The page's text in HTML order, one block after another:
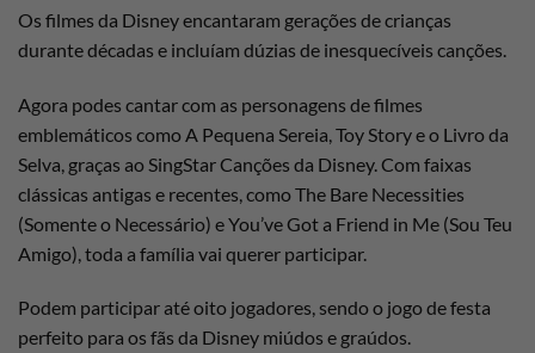
Os filmes da Disney encantaram gerações de crianças
durante décadas e incluíam dúzias de inesquecíveis canções.
Agora podes cantar com as personagens de filmes
emblemáticos como A Pequena Sereia, Toy Story e o Livro da
Selva, graças ao SingStar Canções da Disney. Com faixas
clássicas antigas e recentes, como The Bare Necessities
(Somente o Necessário) e You’ve Got a Friend in Me (Sou Teu
Amigo), toda a família vai querer participar.
Podem participar até oito jogadores, sendo o jogo de festa
perfeito para os fãs da Disney miúdos e graúdos.